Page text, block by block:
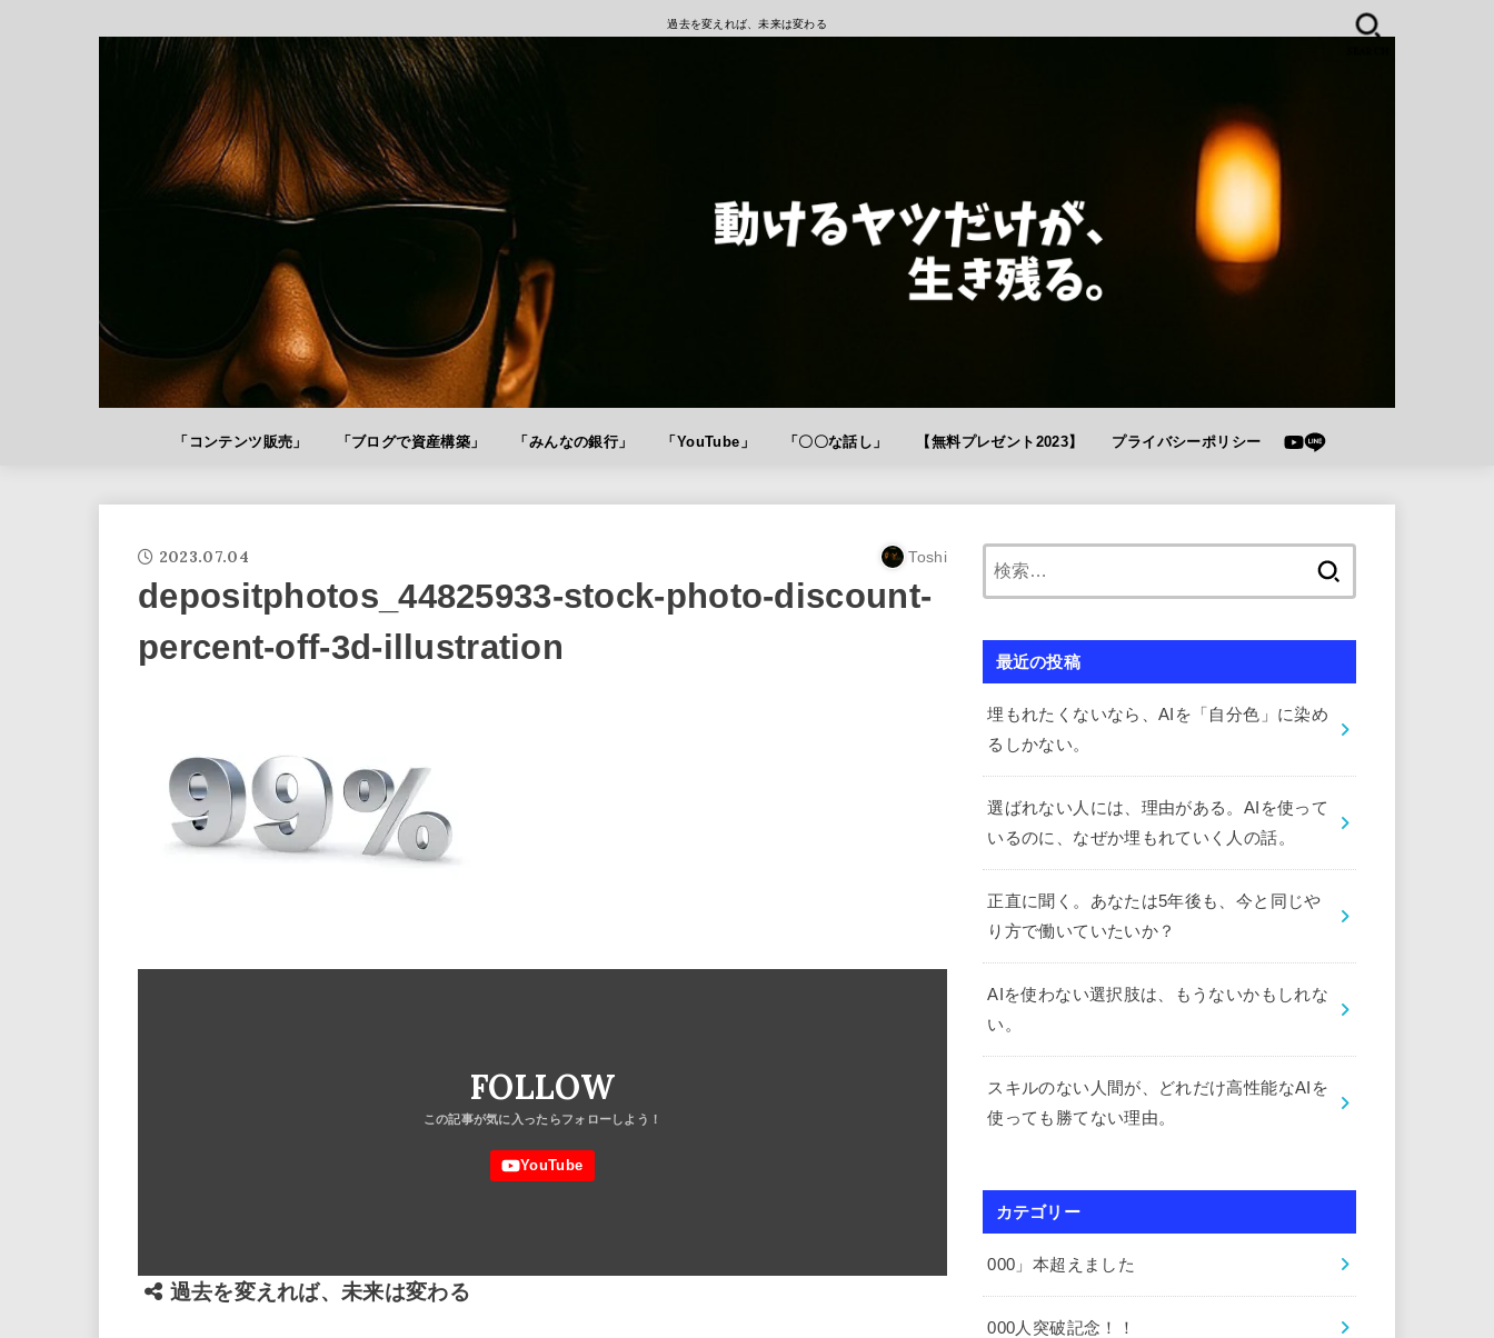
過去を変えれば、未来は変わる
「コンテンツ販売」 「ブログで資産構築」 「みんなの銀行」 「YouTube」 「〇〇な話し」 【無料プレゼント2023】 プライバシーポリシー
2023.07.04 Toshi
depositphotos_44825933-stock-photo-discount-
percent-off-3d-illustration
FOLLOW
過去を変えれば、未来は変わる
最近の投稿
埋もれたくないなら、AIを「自分色」に染め
るしかない。
選ばれない人には、理由がある。AIを使って
いるのに、なぜか埋もれていく人の話。
正直に聞く。あなたは5年後も、今と同じや
り方で働いていたいか？
AIを使わない選択肢は、もうないかもしれな
い。
スキルのない人間が、どれだけ高性能なAIを
使っても勝てない理由。
カテゴリー
000」本超えました
000人突破記念！！